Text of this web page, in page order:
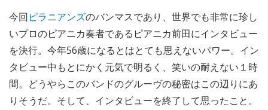
今回ピラニアンズのバンマスであり、世界でも非常に珍し
いプロのピアニカ奏者であるピアニカ前田にインタビュー
を決行。今年56歳になるとはとても思えないパワー。イン
タビュー中もとにかく元気で明るく、笑いの耐えない１時
間。どうやらこのバンドのグルーヴの秘密はこの辺りにあ
りそうだ。そして、インタビューを終了して思ったこと。